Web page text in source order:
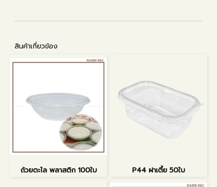
สินค้าเกี่ยวข้อง
ถ้วยตะไล พลาสติก 100ใบ P44 ฝาเตี้ย 50ใบ